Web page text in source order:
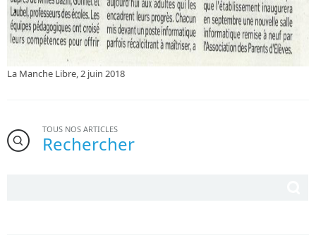
La Manche Libre, 2 juin 2018
TOUS NOS ARTICLES
Rechercher